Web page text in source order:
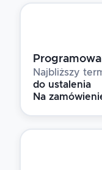
Najbliższy
do ustalenia
Na